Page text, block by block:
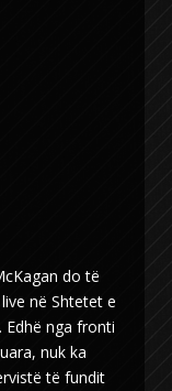
do të
në Shtetet e
Edhë nga fronti
nuk ka
të fundit